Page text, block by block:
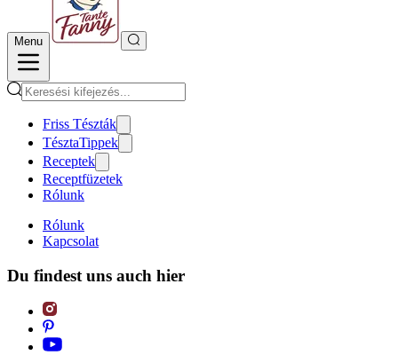
Menu
Friss Tészták
TésztaTippek
Receptek
Receptfüzetek
Rólunk
Rólunk
Kapcsolat
Du findest uns auch hier